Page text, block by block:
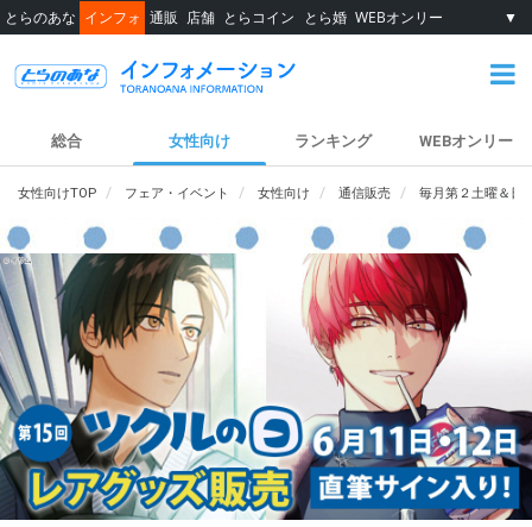
とらのあな インフォ 通販 店舗 とらコイン とら婚 WEBオンリー ▼
総合 女性向け ランキング WEBオンリー
女性向けTOP フェア・イベント 女性向け 通信販売 毎月第２土曜＆日